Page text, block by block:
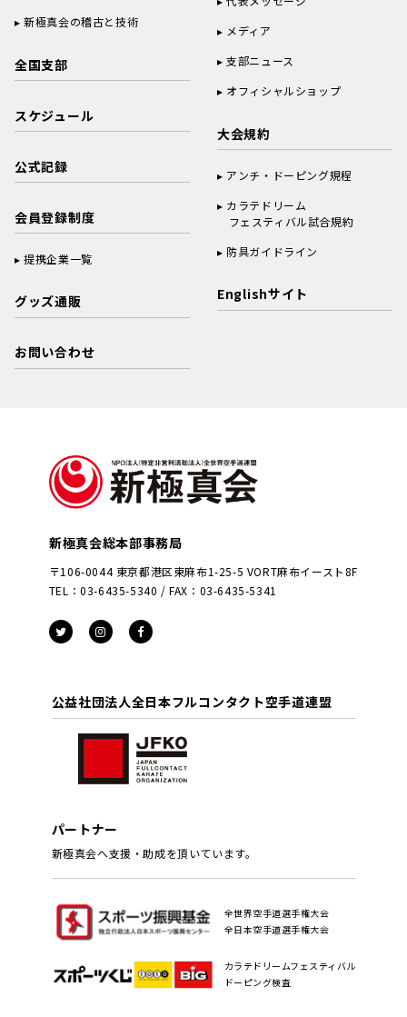
新極真会の稽古と技術
全国支部
スケジュール
公式記録
会員登録制度
提携企業一覧
グッズ通販
お問い合わせ
メディア
支部ニュース
オフィシャルショップ
大会規約
アンチ・ドーピング規程
カラテドリーム
フェスティバル試合規約
防具ガイドライン
Englishサイト
新極真会総本部事務局
〒106-0044 東京都港区東麻布1-25-5 VORT麻布イースト8F
TEL：03-6435-5340 / FAX：03-6435-5341
公益社団法人全日本フルコンタクト空手道連盟
パートナー
新極真会へ支援・助成を頂いています。
全世界空手道選手権大会
全日本空手道選手権大会
カラテドリームフェスティバル
ドーピング検査